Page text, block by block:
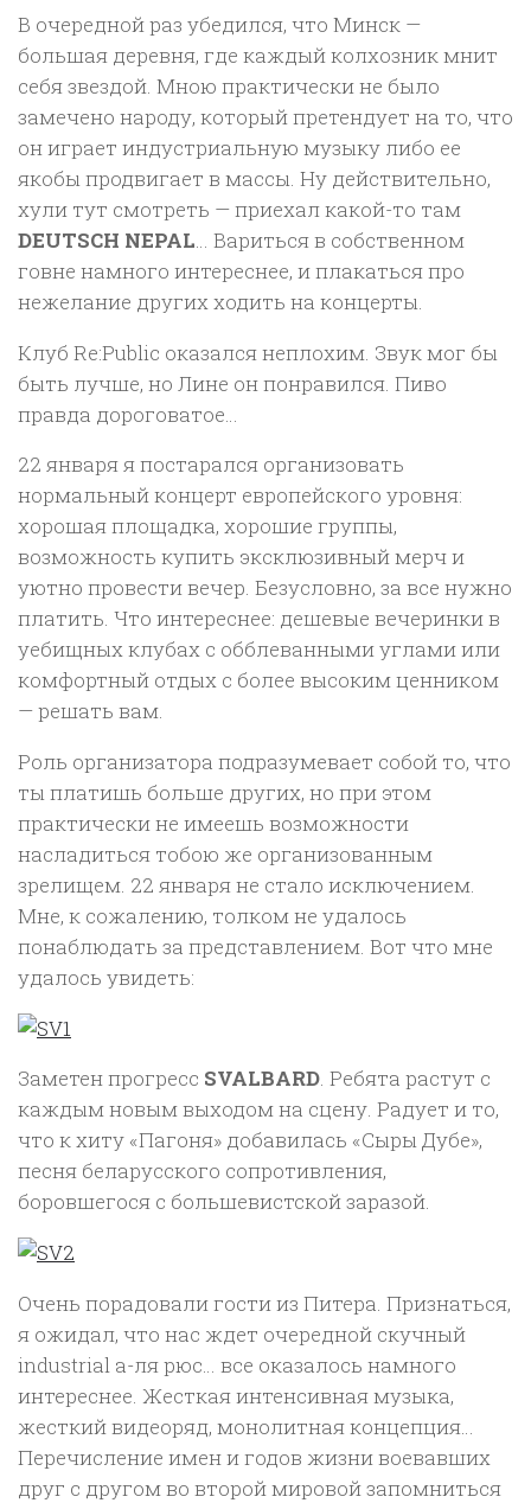
В очередной раз убедился, что Минск —
большая деревня, где каждый колхозник мнит
себя звездой. Мною практически не было
замечено народу, который претендует на то, что
он играет индустриальную музыку либо ее
якобы продвигает в массы. Ну действительно,
хули тут смотреть — приехал какой-то там
DEUTSCH NEPAL… Вариться в собственном
говне намного интереснее, и плакаться про
нежелание других ходить на концерты.
Клуб Re:Public оказался неплохим. Звук мог бы
быть лучше, но Лине он понравился. Пиво
правда дороговатое…
22 января я постарался организовать
нормальный концерт европейского уровня:
хорошая площадка, хорошие группы,
возможность купить эксклюзивный мерч и
уютно провести вечер. Безусловно, за все нужно
платить. Что интереснее: дешевые вечеринки в
уебищных клубах с обблеванными углами или
комфортный отдых с более высоким ценником
— решать вам.
Роль организатора подразумевает собой то, что
ты платишь больше других, но при этом
практически не имеешь возможности
насладиться тобою же организованным
зрелищем. 22 января не стало исключением.
Мне, к сожалению, толком не удалось
понаблюдать за представлением. Вот что мне
удалось увидеть:
Заметен прогресс SVALBARD. Ребята растут с
каждым новым выходом на сцену. Радует и то,
что к хиту «Пагоня» добавилась «Сыры Дубе»,
песня беларусского сопротивления,
боровшегося с большевистской заразой.
Очень порадовали гости из Питера. Признаться,
я ожидал, что нас ждет очередной скучный
industrial а-ля рюс… все оказалось намного
интереснее. Жесткая интенсивная музыка,
жесткий видеоряд, монолитная концепция…
Перечисление имен и годов жизни воевавших
друг с другом во второй мировой запомниться